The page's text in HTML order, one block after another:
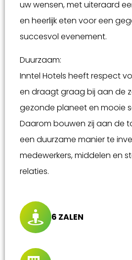
uw wensen, met uiteraard
en heerlijk eten voor een
succesvol evenement.
Duurzaam:
Inntel Hotels heeft respect
en draagt graag bij aan de
gezonde planeet en mooie
Daarom bouwen zij aan de
een duurzame manier te
medewerkers, middelen en
relaties.
6 ZALEN